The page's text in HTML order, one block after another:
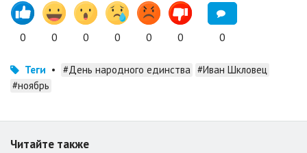
0 0 0 0 0 0 0
Теги • #День народного единства #Иван Шкловец
#ноябрь
Читайте также